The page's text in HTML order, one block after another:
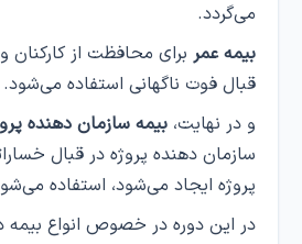
می‌گردد.
بیمه عمر برای محافظت از
قبال فوت ناگهانی استفاده می‌شود.
و در نهایت،بیمه سازمان دهنده
سازمان دهنده پروژه در قبال
پروژه ایجاد می‌شود، استفاده
در این دوره در خصوص انواع بیمه